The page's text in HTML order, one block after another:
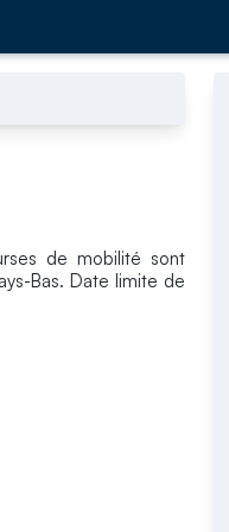
de mobilité sont
Bas. Date limite de